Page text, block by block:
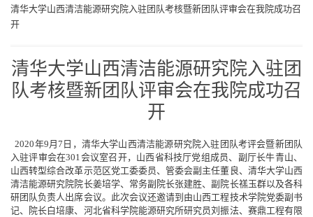
清华大学山西清洁能源研究院入驻团队考核暨新团队评审会在我院成功召
开
清华大学山西清洁能源研究院入驻团
队考核暨新团队评审会在我院成功召
开
2020年9月7日，清华大学山西清洁能源研究院入驻团队考评会暨新团队
入驻评审会在301会议室召开，山西省科技厅党组成员、副厅长牛青山、
山西转型综合改革示范区党工委委员、管委会副主任董良、清华大学山西
清洁能源研究院院长姜培学、常务副院长张建胜、副院长禚玉群以及各科
研团队负责人出席会议。此次会议还邀请到由山西工程技术学院党委副书
记、院长白培康、河北省科学院能源研究所研究员刘振法、赛鼎工程有限